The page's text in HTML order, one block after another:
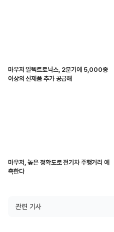
마우저 일렉트로닉스, 2분기에 5,000종
이상의 신제품 추가 공급해
마우저, 높은 정확도로 전기차 주행거리 예
측한다
관련 기사